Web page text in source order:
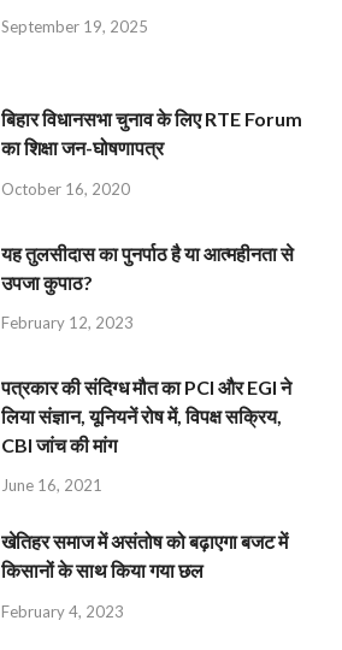
September 19, 2025
बिहार विधानसभा चुनाव के लिए RTE Forum
का शिक्षा जन-घोषणापत्र
October 16, 2020
यह तुलसीदास का पुनर्पाठ है या आत्महीनता से
उपजा कुपाठ?
February 12, 2023
पत्रकार की संदिग्ध मौत का PCI और EGI ने
लिया संज्ञान, यूनियनें रोष में, विपक्ष सक्रिय,
CBI जांच की मांग
June 16, 2021
खेतिहर समाज में असंतोष को बढ़ाएगा बजट में
किसानों के साथ किया गया छल
February 4, 2023